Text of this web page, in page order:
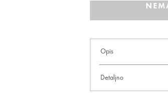
Opis
Detaljno